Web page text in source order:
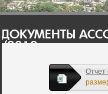
ДОКУМЕНТЫ
/2012
Отчет